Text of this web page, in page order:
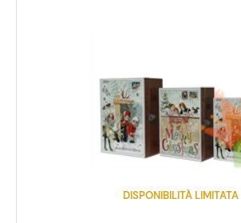
DISPONIBILITÀ LIMITATA